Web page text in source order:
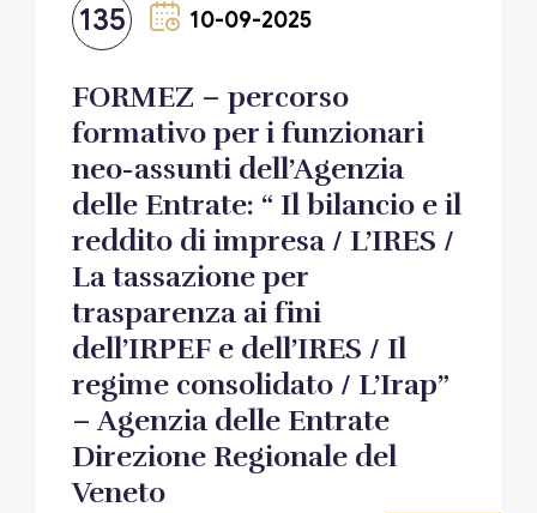
135 10-09-2025
FORMEZ – percorso
formativo per i funzionari
neo-assunti dell’Agenzia
delle Entrate: “ Il bilancio e il
reddito di impresa / L’IRES /
La tassazione per
trasparenza ai fini
dell’IRPEF e dell’IRES / Il
regime consolidato / L’Irap”
– Agenzia delle Entrate
Direzione Regionale del
Veneto